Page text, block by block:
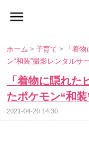
ホーム>子育て>
「着
ン“和装”撮影レンタルサ
「着物に隠れ
たポケモン“和
2021-04-20 14:30